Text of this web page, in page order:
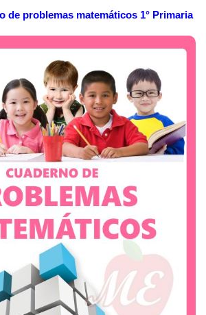
de problemas matemáticos 1° Primaria